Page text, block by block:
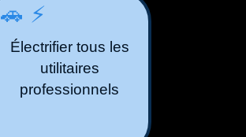
🚗⚡️
Électrifier tous les
utilitaires
professionnels